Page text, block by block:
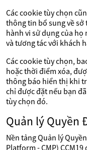
Các cookie tùy chọn
thông tin bổ sung về
hành vi sử dụng của
và tương tác với khách
Các cookie tùy chọn,
hoặc thời điểm xóa,
thông báo hiển thị khi
chỉ được đặt nếu bạn
tùy chọn đó.
Quản lý Quyền
Nền tảng Quản lý
Platform - CMP)